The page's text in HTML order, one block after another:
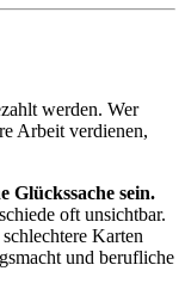
werden. Wer
Arbeit verdienen,
Glückssache sein.
oft unsichtbar.
Karten
und berufliche